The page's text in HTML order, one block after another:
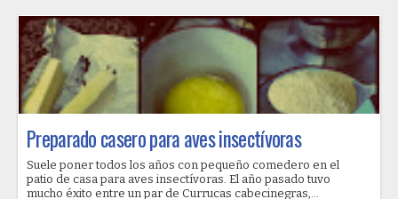
Preparado casero para aves insectívoras
Suele poner todos los años con pequeño comedero en el
patio de casa para aves insectívoras. El año pasado tuvo
mucho éxito entre un par de Currucas cabecinegras,...